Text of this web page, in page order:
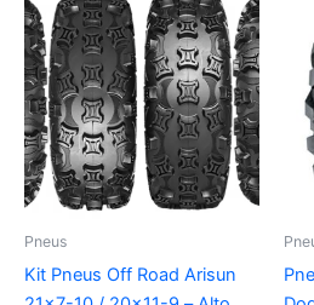
Pneus
Kit Pneus Off Road Arisun